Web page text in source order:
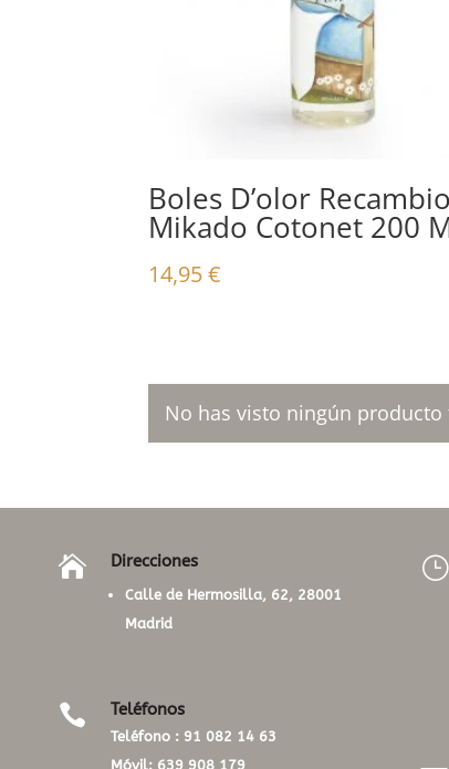
Boles D’olor Recambio
Mikado Cotonet 200
14,95€
No has visto ningún producto
 Direcciones
Calle de Hermosilla, 62, 28001
Madrid
 Teléfonos
Teléfono : 91 082 14 63
Móvil: 639 908 179
}